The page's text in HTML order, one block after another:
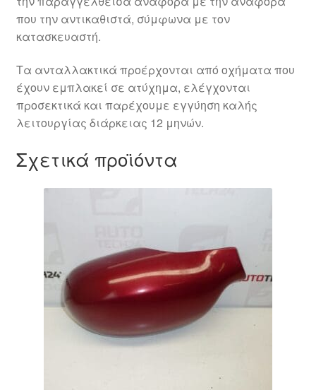
που την αντικαθιστά, σύμφωνα με τον
κατασκευαστή.
Τα ανταλλακτικά προέρχονται από οχήματα που
έχουν εμπλακεί σε ατύχημα, ελέγχονται
προσεκτικά και παρέχουμε εγγύηση καλής
λειτουργίας διάρκειας 12 μηνών.
Σχετικά προϊόντα